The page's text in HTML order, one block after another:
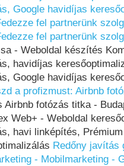
Google havidíjas
fel partnerünk
fel partnerünk
- Weboldal készítés
havidíjas
Google havidíjas
a profizmust: Airbnb
Airbnb fotózás titka -
Web+ - Weboldal
havi linképítés,
Redőny javítás
- Mobilmarketing -